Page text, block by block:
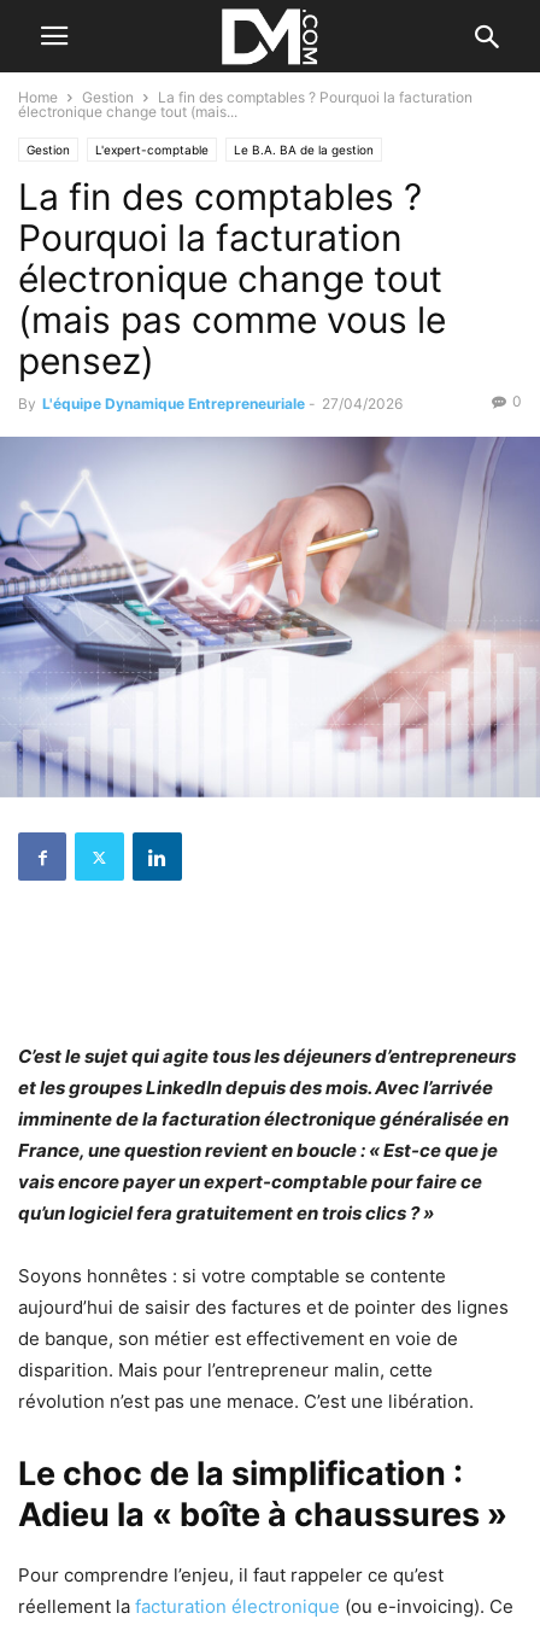
Home Gestion
La fin des comptables ? Pourquoi la facturation
électronique change tout (mais...
Gestion L'expert-comptable Le B.A. BA de la gestion
La fin des comptables ?
Pourquoi la facturation
électronique change tout
(mais pas comme vous le
pensez)
By L'équipe Dynamique Entrepreneuriale - 27/04/2026 0
C’est le sujet qui agite tous les déjeuners d’entrepreneurs
et les groupes LinkedIn depuis des mois. Avec l’arrivée
imminente de la facturation électronique généralisée en
France, une question revient en boucle : « Est-ce que je
vais encore payer un expert-comptable pour faire ce
qu’un logiciel fera gratuitement en trois clics ? »
Soyons honnêtes : si votre comptable se contente
aujourd’hui de saisir des factures et de pointer des lignes
de banque, son métier est effectivement en voie de
disparition. Mais pour l’entrepreneur malin, cette
révolution n’est pas une menace. C’est une libération.
Le choc de la simplification :
Adieu la « boîte à chaussures »
Pour comprendre l’enjeu, il faut rappeler ce qu’est
réellement la facturation électronique (ou e-invoicing). Ce